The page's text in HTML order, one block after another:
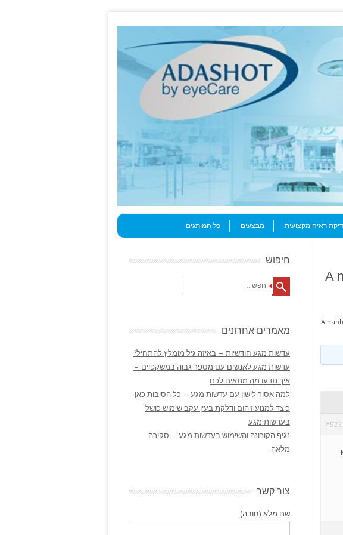
ראיה מקצועית מבצעים כל המותגים
A
A
חיפוש
Search
מאמרים אחרונים
עדשות מגע חודשיות – באיזה גיל מומלץ להתחיל?
עדשות מגע לאנשים עם מספר גבוה במשקפיים –
איך תדעו מה מתאים לכם
למה אסור לישון עם עדשות מגע – כל הסיבות כאן
כיצד למנוע זיהום ודלקת בעין עקב שימוש כושל
בעדשות מגע
נגיף הקורונה והשימוש בעדשות מגע – סקירה
מלאה
צור קשר
שם מלא (חובה)